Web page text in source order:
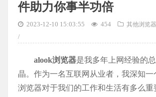
件助力你事半功倍
2023-12-10 15:03:55 454 其他浏览器
/
alook浏览器是我多年上网经验的
晶。作为一名互联网从业者，我深知一
浏览器对于我们的工作和生活有多么重